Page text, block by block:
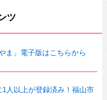
ツ
ま」電子版はこちらから
1人以上が登録済み！福山市